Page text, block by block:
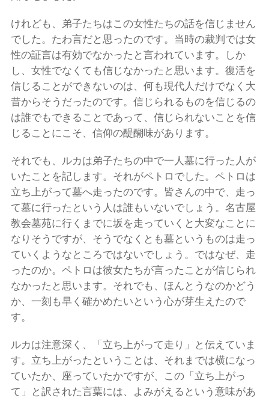
けれども、弟子たちはこの女性たちの話を信じません
でした。たわ言だと思ったのです。当時の裁判では女
性の証言は有効でなかったと言われています。しか
し、女性でなくても信じなかったと思います。復活を
信じることができないのは、何も現代人だけでなく大
昔からそうだったのです。信じられるものを信じるの
は誰でもできることであって、信じられないことを信
じることにこそ、信仰の醍醐味があります。
それでも、ルカは弟子たちの中で一人墓に行った人が
いたことを記します。それがペトロでした。ペトロは
立ち上がって墓へ走ったのです。皆さんの中で、走っ
て墓に行ったという人は誰もいないでしょう。名古屋
教会墓苑に行くまでに坂を走っていくと大変なことに
なりそうですが、そうでなくとも墓というものは走っ
ていくようなところではないでしょう。ではなぜ、走
ったのか。ペトロは彼女たちが言ったことが信じられ
なかったと思います。それでも、ほんとうなのかどう
か、一刻も早く確かめたいという心が芽生えたので
す。
ルカは注意深く、「立ち上がって走り」と伝えていま
す。立ち上がったということは、それまでは横になっ
ていたか、座っていたかですが、この「立ち上がっ
て」と訳された言葉には、よみがえるという意味があ